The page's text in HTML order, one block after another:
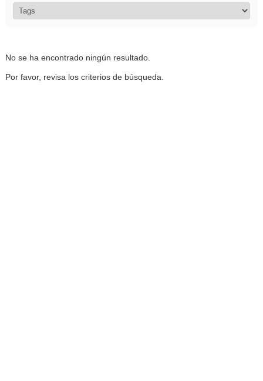
No se ha encontrado ningún resultado.
Por favor, revisa los criterios de búsqueda.